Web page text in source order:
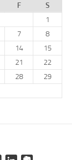
F
S
1
7
8
14
15
21
22
28
29